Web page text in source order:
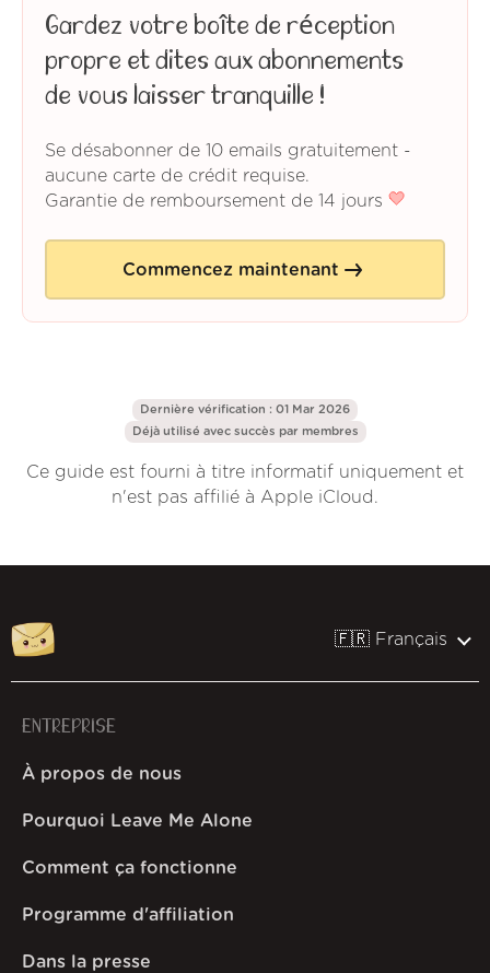
Gardez votre boîte de réception
propre et dites aux abonnements
de vous laisser tranquille !
Se désabonner de 10 emails gratuitement -
aucune carte de crédit requise.
Garantie de remboursement de 14 jours
Commencez maintenant
Dernière vérification : 01 Mar 2026
Déjà utilisé avec succès par membres
Ce guide est fourni à titre informatif uniquement et
n'est pas affilié à Apple iCloud.
🇫🇷 Français
ENTREPRISE
À propos de nous
Pourquoi Leave Me Alone
Comment ça fonctionne
Programme d'affiliation
Dans la presse